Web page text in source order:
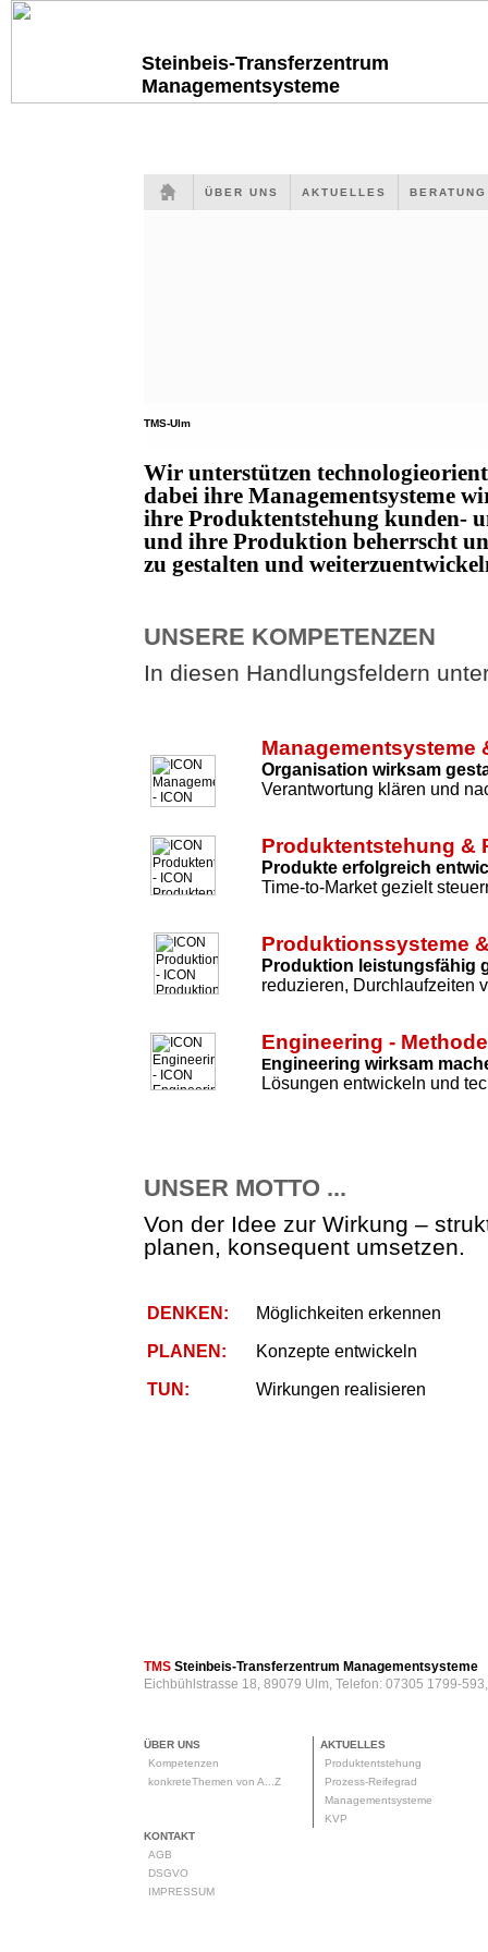
Steinbeis-Transferzentrum
Managementsysteme
ÜBER UNS AKTUELLES
TMS-Ulm
Wir unterstützen
dabei ihre Managementsysteme
ihre Produktentstehung kunden-
und ihre Produktion beherrscht
zu gestalten und
UNSERE KOMPETENZEN
In diesen Handlungsfeldern
Managementsysteme
Organisation wirksam
Verantwortung klären und
Produktentstehung &
Produkte erfolgreich
Time-to-Market gezielt
Produktionssysteme
Produktion leistungsfähig
reduzieren, Durchlaufzeiten
Engineering -
Engineering wirksam
Lösungen entwickeln und
UNSER MOTTO ...
Von der Idee zur Wirkung –
planen, konsequent umsetzen.
DENKEN: Möglichkeiten erkennen
PLANEN: Konzepte entwickeln
TUN: Wirkungen realisieren
TMS Steinbeis-Transferzentrum Managementsysteme
Eichbühlstrasse 18, 89079 Ulm, Telefon: 07305 1799-
ÜBER UNS
Kompetenzen
konkreteThemen von A...Z
AKTUELLES
Produktentstehung
Prozess-Reifegrad
Managementsysteme
KVP
KONTAKT
AGB
DSGVO
IMPRESSUM